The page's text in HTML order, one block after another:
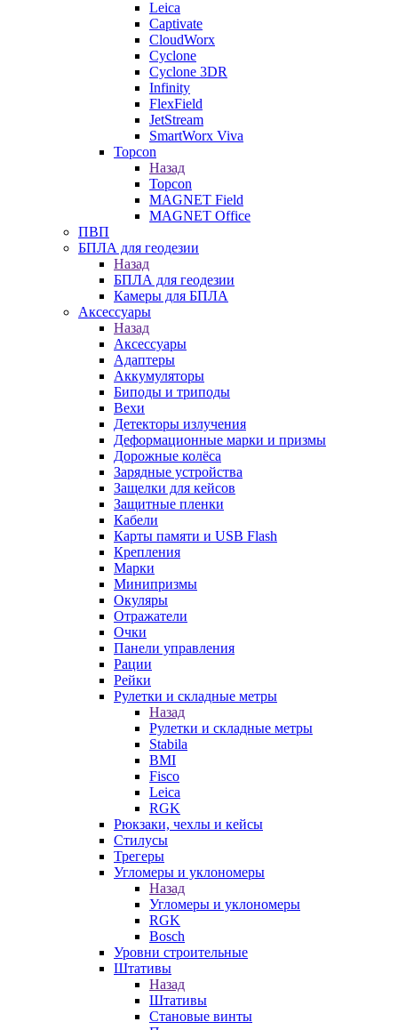
Leica
Captivate
CloudWorx
Cyclone
Cyclone 3DR
Infinity
FlexField
JetStream
SmartWorx Viva
Topcon
Назад
Topcon
MAGNET Field
MAGNET Office
ПВП
БПЛА для геодезии
Назад
БПЛА для геодезии
Камеры для БПЛА
Аксессуары
Назад
Аксессуары
Адаптеры
Аккумуляторы
Биподы и триподы
Вехи
Детекторы излучения
Деформационные марки и призмы
Дорожные колёса
Зарядные устройства
Защелки для кейсов
Защитные пленки
Кабели
Карты памяти и USB Flash
Крепления
Марки
Минипризмы
Окуляры
Отражатели
Очки
Панели управления
Рации
Рейки
Рулетки и складные метры
Назад
Рулетки и складные метры
Stabila
BMI
Fisco
Leica
RGK
Рюкзаки, чехлы и кейсы
Стилусы
Трегеры
Угломеры и уклономеры
Назад
Угломеры и уклономеры
RGK
Bosch
Уровни строительные
Штативы
Назад
Штативы
Становые винты